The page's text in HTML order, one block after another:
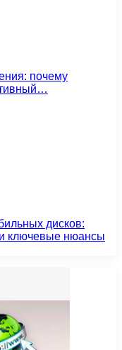
почему
дисков:
ключевые нюансы